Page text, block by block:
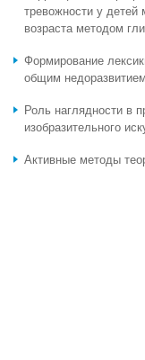
тревожности у детей
возраста методом
Формирование
общим
Роль наглядности в
изобразительного
Активные методы